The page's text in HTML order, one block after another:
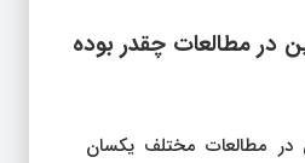
در مطالعات چقدر بوده
در مطالعات مختلف یکسان